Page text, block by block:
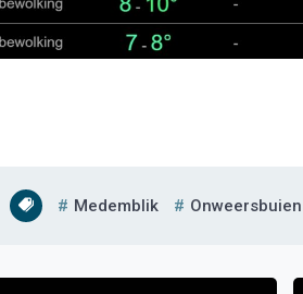
Medemblik Onweersbuien